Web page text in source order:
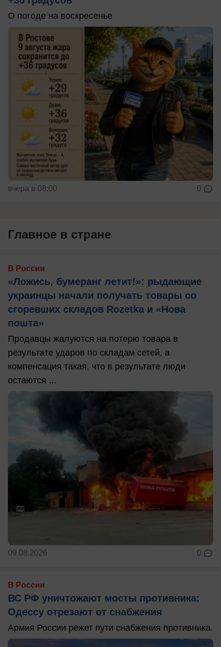
О погоде на воскресенье
вчера в 08:00 0
Главное в стране
В России
«Ложись, бумеранг летит!»: рыдающие
украинцы начали получать товары со
сгоревших складов Rozetka и «Нова
пошта»
Продавцы жалуются на потерю товара в
результате ударов по складам сетей, а
компенсация такая, что в результате люди
остаются ...
09.08.2026 0
В России
ВС РФ уничтожают мосты противника:
Одессу отрезают от снабжения
Армия России режет пути снабжения противника.